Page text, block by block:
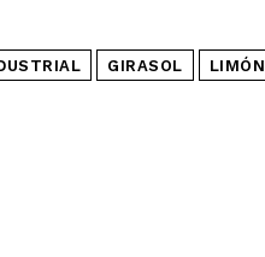
GIRASOL LIMÓN